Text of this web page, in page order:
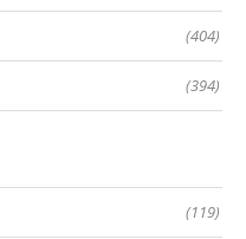
(404)
(394)
(119)